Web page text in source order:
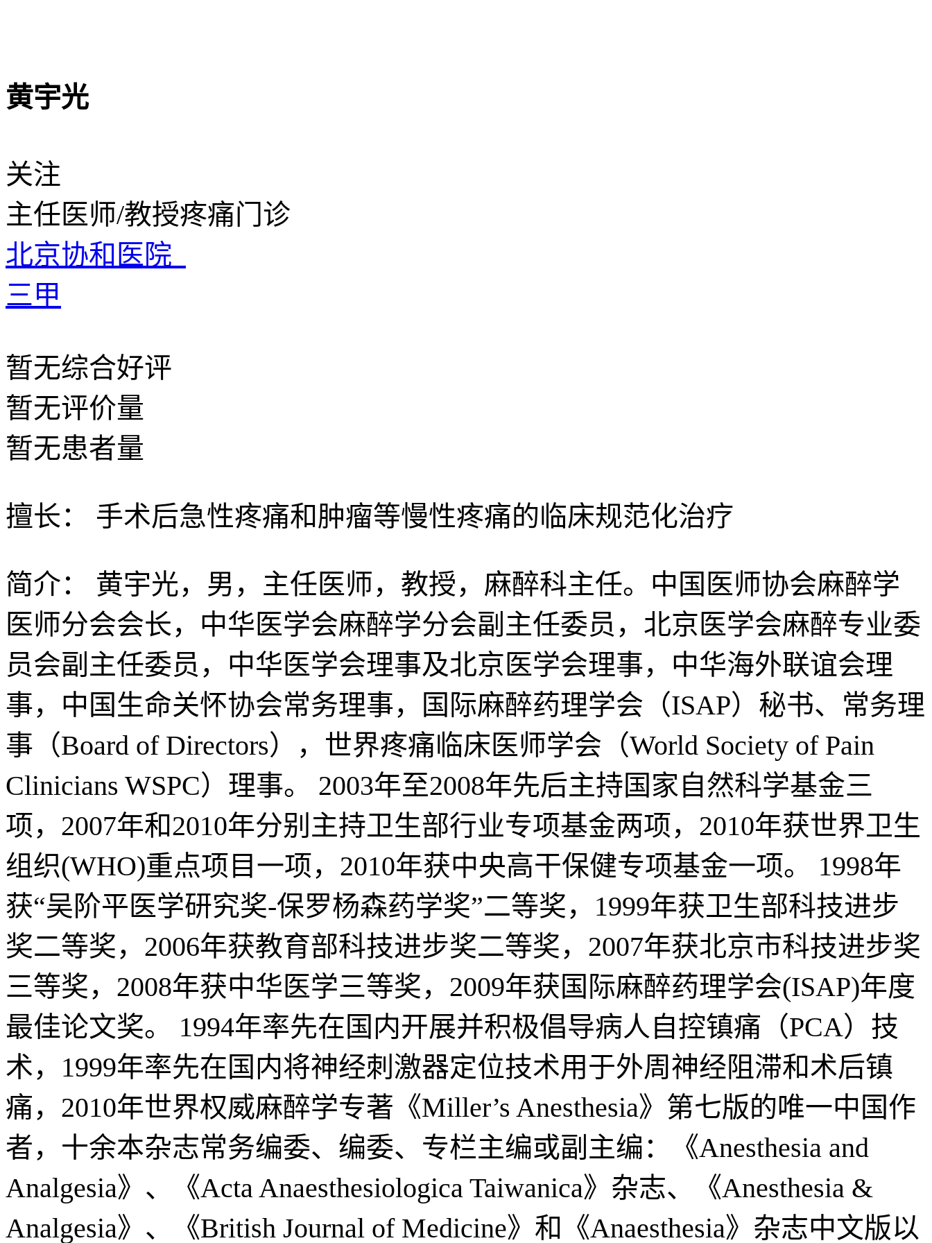
黄宇光
关注
主任医师/教授疼痛门诊
北京协和医院
三甲
暂无综合好评
暂无评价量
暂无患者量
擅长： 手术后急性疼痛和肿瘤等慢性疼痛的临床规范化治疗
简介：
黄宇光，男，主任医师，教授，麻醉科主任。中国医师协会麻醉学
医师分会会长，中华医学会麻醉学分会副主任委员，北京医学会麻醉专业委
员会副主任委员，中华医学会理事及北京医学会理事，中华海外联谊会理
事，中国生命关怀协会常务理事，国际麻醉药理学会（ISAP）秘书、常务理
事（Board of Directors），世界疼痛临床医师学会（World Society of Pain
Clinicians WSPC）理事。 2003年至2008年先后主持国家自然科学基金三
项，2007年和2010年分别主持卫生部行业专项基金两项，2010年获世界卫生
组织(WHO)重点项目一项，2010年获中央高干保健专项基金一项。 1998年
获“吴阶平医学研究奖-保罗杨森药学奖”二等奖，1999年获卫生部科技进步
奖二等奖，2006年获教育部科技进步奖二等奖，2007年获北京市科技进步奖
三等奖，2008年获中华医学三等奖，2009年获国际麻醉药理学会(ISAP)年度
最佳论文奖。 1994年率先在国内开展并积极倡导病人自控镇痛（PCA）技
术，1999年率先在国内将神经刺激器定位技术用于外周神经阻滞和术后镇
痛，2010年世界权威麻醉学专著《Miller’s Anesthesia》第七版的唯一中国作
者，十余本杂志常务编委、编委、专栏主编或副主编：《Anesthesia and
Analgesia》、《Acta Anaesthesiologica Taiwanica》杂志、《Anesthesia &
Analgesia》、《British Journal of Medicine》和《Anaesthesia》杂志中文版以